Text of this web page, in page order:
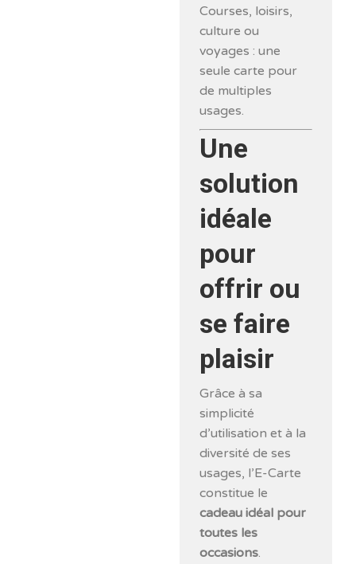
Courses, loisirs,
culture ou
voyages : une
seule carte pour
de multiples
usages.
Une
solution
idéale
pour
offrir ou
se faire
plaisir
Grâce à sa
simplicité
d’utilisation et à la
diversité de ses
usages, l’E-Carte
constitue le
cadeau idéal pour
toutes les
occasions.